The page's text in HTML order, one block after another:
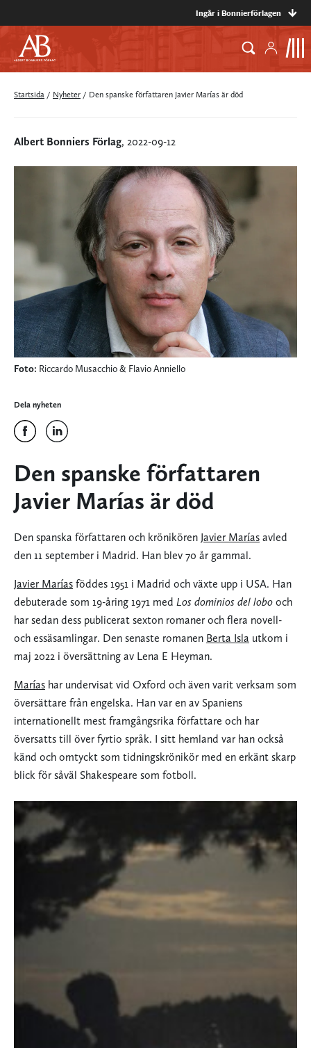
Ingår i Bonnierförlagen
Startsida / Nyheter / Den spanske författaren Javier Marías är död
Albert Bonniers Förlag, 2022-09-12
Foto: Riccardo Musacchio & Flavio Anniello
Dela nyheten
Den spanske författaren
Javier Marías är död
Den spanska författaren och krönikören Javier Marías avled
den 11 september i Madrid. Han blev 70 år gammal.
Javier Marías föddes 1951 i Madrid och växte upp i USA. Han
debuterade som 19-åring 1971 med Los dominios del lobo och
har sedan dess publicerat sexton romaner och flera novell-
och essäsamlingar. Den senaste romanen Berta Isla utkom i
maj 2022 i översättning av Lena E Heyman.
Marías har undervisat vid Oxford och även varit verksam som
översättare från engelska. Han var en av Spaniens
internationellt mest framgångsrika författare och har
översatts till över fyrtio språk. I sitt hemland var han också
känd och omtyckt som tidningskrönikör med en erkänt skarp
blick för såväl Shakespeare som fotboll.